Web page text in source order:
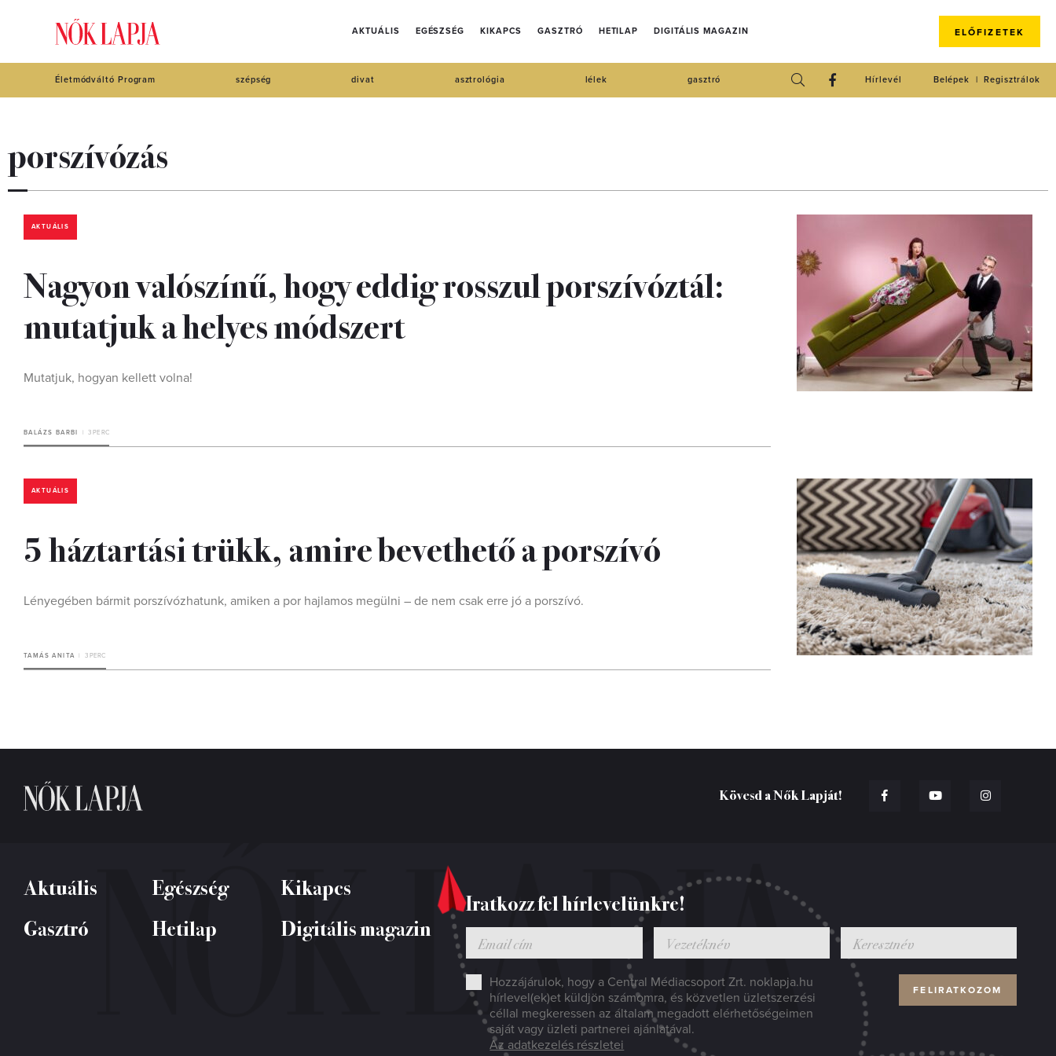
AKTUÁLIS EGÉSZSÉG KIKAPCS GASZTRÓ HETILAP DIGITÁLIS MAGAZIN ELŐFIZETEK
Életmódváltó Program szépség divat asztrológia lélek gasztró Regisztrálok
Belépek
Hírlevél
porszívózás
AKTUÁLIS
Nagyon valószínű, hogy eddig rosszul porszívóztál:
mutatjuk a helyes módszert
Mutatjuk, hogyan kellett volna!
BALÁZS BARBI 3 PERC
AKTUÁLIS
5 háztartási trükk, amire bevethető a porszívó
Lényegében bármit porszívózhatunk, amiken a por hajlamos megülni – de nem csak erre jó a porszívó.
TAMÁS ANITA 3 PERC
Kövesd a Nők Lapját!
Aktuális Egészség
Kikapcs
Gasztró
Hetilap Digitális magazin
Iratkozz fel hírlevelünkre!
Hozzájárulok, hogy a Central Médiacsoport Zrt. noklapja.hu
hírlevel(ek)et küldjön számomra, és közvetlen üzletszerzési
céllal megkeressen az általam megadott elérhetőségeimen
saját vagy üzleti partnerei ajánlatával.
Az adatkezelés részletei